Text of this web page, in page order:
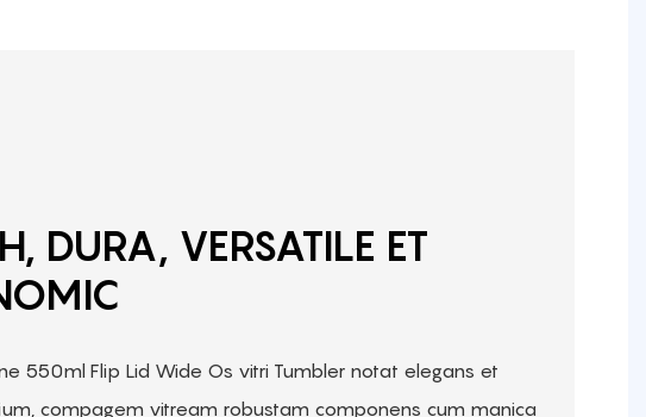
DURA, VERSATILE ET
550ml Flip Lid Wide Os vitri Tumbler notat elegans et
compagem vitream robustam componens cum manica